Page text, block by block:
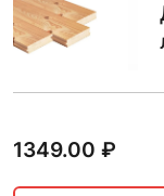
1349.00 ₽